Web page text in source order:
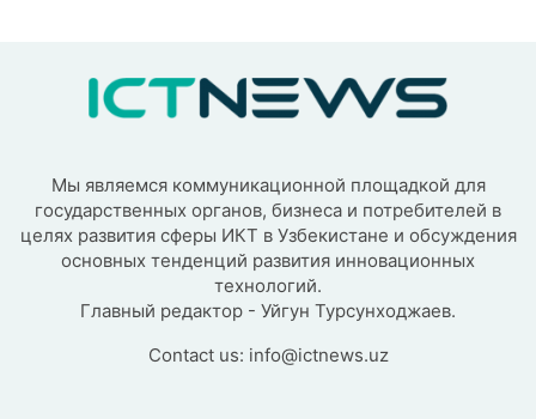
Мы являемся коммуникационной площадкой для
государственных органов, бизнеса и потребителей в
целях развития сферы ИКТ в Узбекистане и обсуждения
основных тенденций развития инновационных
технологий.
Главный редактор - Уйгун Турсунходжаев.
Contact us: info@ictnews.uz